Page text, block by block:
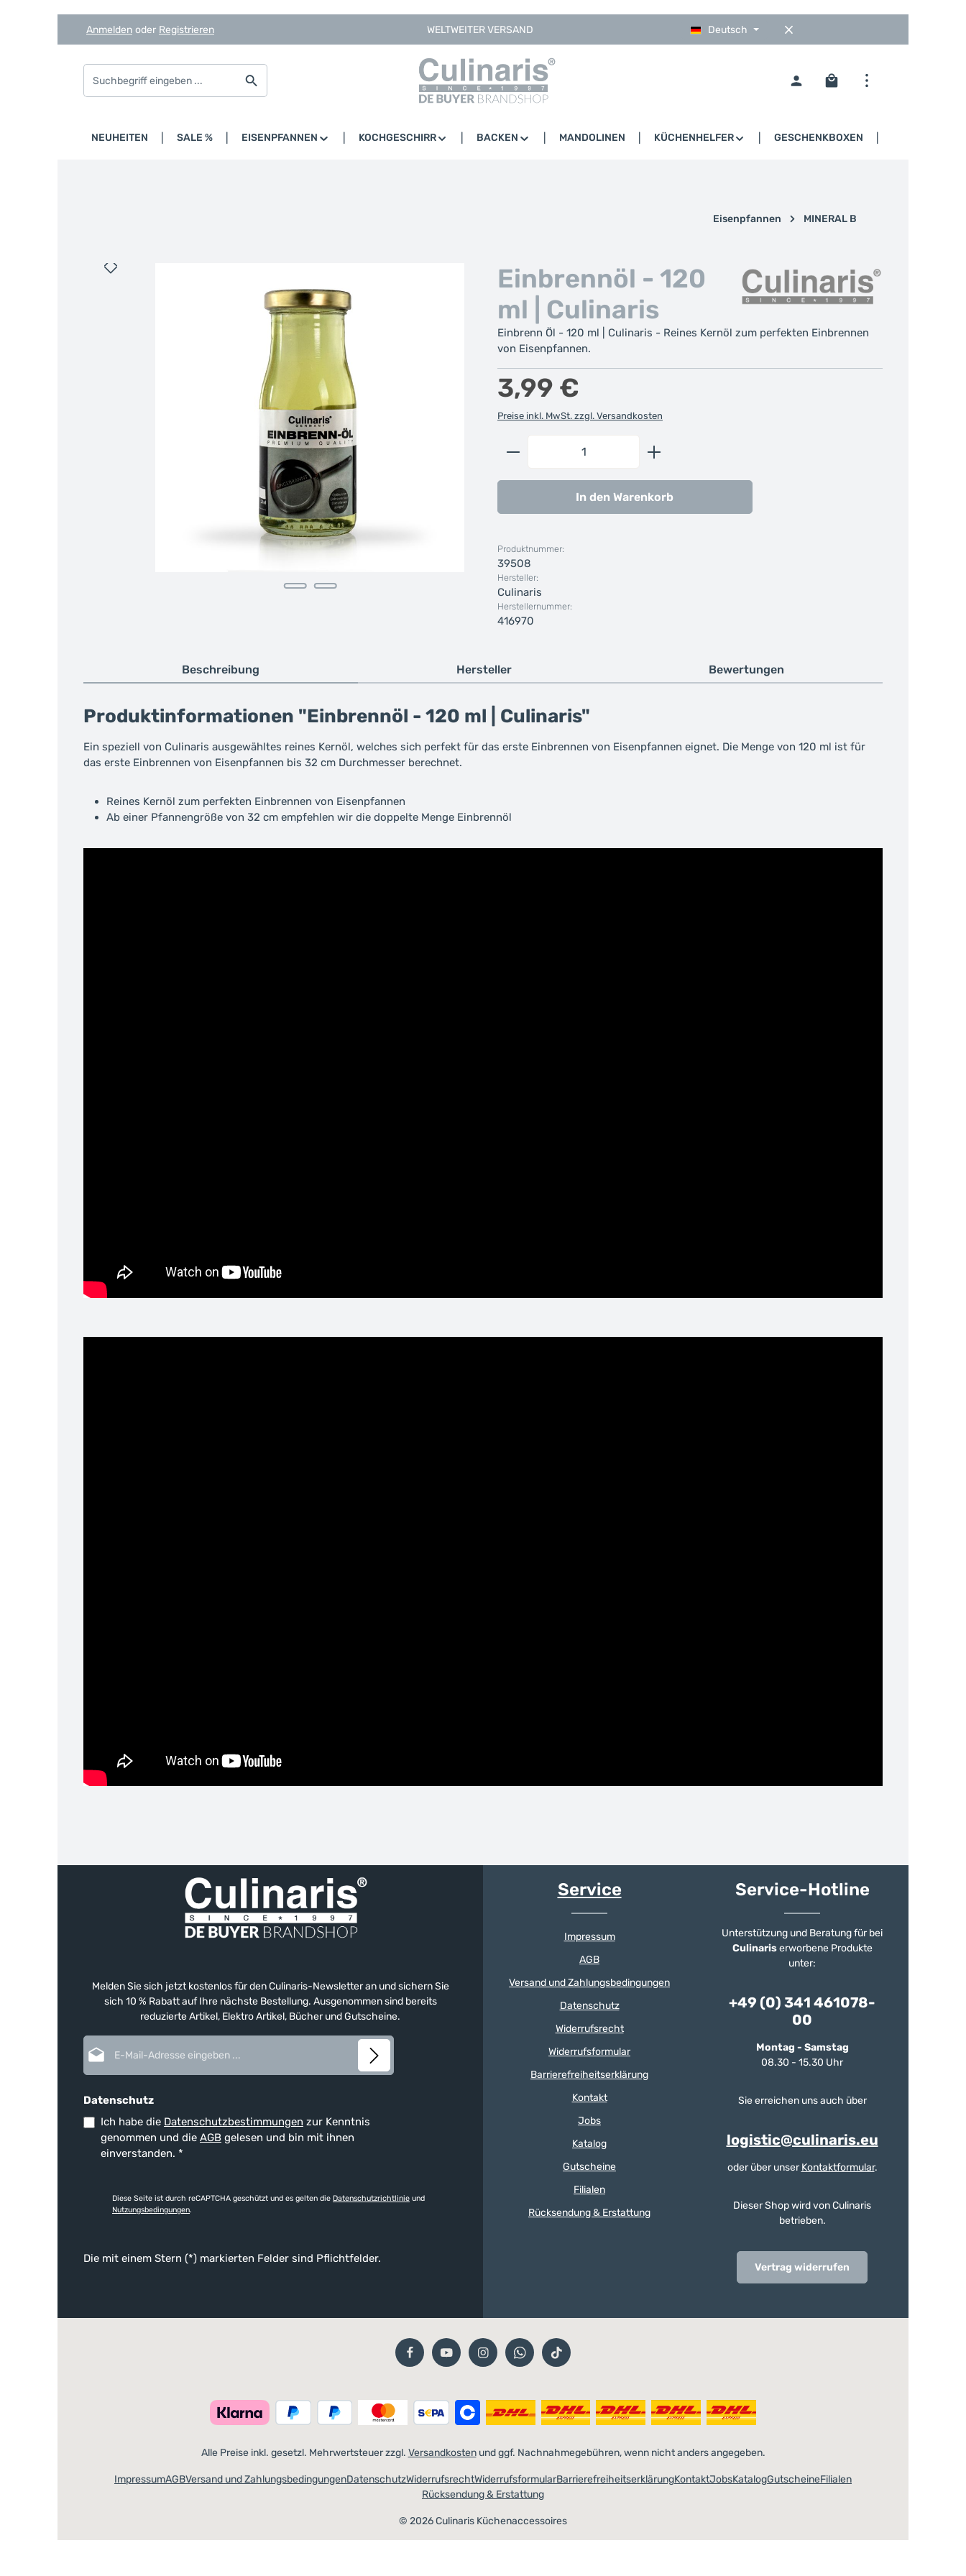
Zum Hauptinhalt springen
Zur Suche springen
Zur Hauptnavigation springen
Anmelden oder Registrieren WELTWEITER VERSAND Deutsch
Warenkorb enthält 0
NEUHEITEN SALE % EISENPFANNEN KOCHGESCHIRR BACKEN MANDOLINEN KÜCHENHELFER GESCHENKBOXEN
Eisenpfannen MINERAL B
Bildergalerie überspringen
Einbrennöl - 120
ml | Culinaris
Einbrenn Öl - 120 ml | Culinaris - Reines Kernöl zum perfekten Einbrennen
von Eisenpfannen.
Regulärer Preis:
3,99 €
Preise inkl. MwSt. zzgl. Versandkosten
Produkt Anzahl: Gib den gewünschten Wert ein oder
In den Warenkorb
Produktnummer:
39508
Hersteller:
Culinaris
Herstellernummer:
416970
Beschreibung Hersteller Bewertungen
Produktinformationen "Einbrennöl - 120 ml | Culinaris"
Ein speziell von Culinaris ausgewähltes reines Kernöl, welches sich perfekt für das erste Einbrennen von Eisenpfannen eignet. Die Menge von 120 ml ist für
das erste Einbrennen von Eisenpfannen bis 32 cm Durchmesser berechnet.
Reines Kernöl zum perfekten Einbrennen von Eisenpfannen
Ab einer Pfannengröße von 32 cm empfehlen wir die doppelte Menge Einbrennöl
Melden Sie sich jetzt kostenlos für den Culinaris-Newsletter an und sichern Sie
sich 10 % Rabatt auf Ihre nächste Bestellung. Ausgenommen sind bereits
reduzierte Artikel, Elektro Artikel, Bücher und Gutscheine.
Datenschutz
Ich habe die Datenschutzbestimmungen zur Kenntnis
genommen und die AGB gelesen und bin mit ihnen
einverstanden. *
Diese Seite ist durch reCAPTCHA geschützt und es gelten die Datenschutzrichtlinie und
Nutzungsbedingungen.
Die mit einem Stern (*) markierten Felder sind Pflichtfelder.
Service
Impressum
AGB
Versand und Zahlungsbedingungen
Datenschutz
Widerrufsrecht
Widerrufsformular
Barrierefreiheitserklärung
Kontakt
Jobs
Katalog
Gutscheine
Filialen
Rücksendung & Erstattung
Service-Hotline
Unterstützung und Beratung für bei
Culinariserworbene Produkte
unter:
+49 (0) 341 461078-
00
Montag - Samstag
08.30 - 15.30 Uhr
Sie erreichen uns auch über
logistic@culinaris.eu
oder über unserKontaktformular.
Dieser Shop wird von Culinaris
betrieben.
Vertrag widerrufen
Alle Preise inkl. gesetzl. Mehrwertsteuer zzgl. Versandkostenund ggf. Nachnahmegebühren, wenn nicht anders angegeben.
© 2026 Culinaris Küchenaccessoires
ImpressumAGBVersand und ZahlungsbedingungenDatenschutzWiderrufsrechtWiderrufsformularBarrierefreiheitserklärungKontaktJobsKatalogGutscheineFilialen
Rücksendung & Erstattung